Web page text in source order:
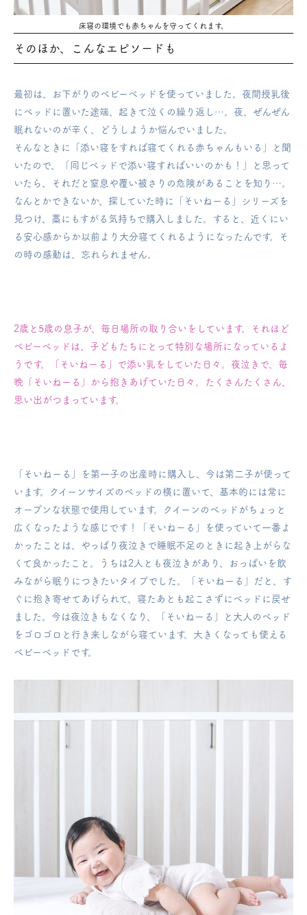
床寝の環境でも赤ちゃんを守ってくれます。
そのほか、こんなエピソードも
最初は、お下がりのベビーベッドを使っていました。 夜間授乳後
にベッドに置いた途端、起きて泣くの繰り返し…。夜、ぜんぜん
眠れないのが辛く、どうしようか悩んでいました。
そんなときに「添い寝をすれば寝てくれる赤ちゃんもいる」と聞
いたので、「同じベッドで添い寝すればいいのかも！」と思って
いたら、それだと窒息や覆い被さりの危険があることを知り…。
なんとかできないか、探していた時に「そいねーる」シリーズを
見つけ、藁にもすがる気持ちで購入しました。 すると、近くにい
る安心感からか以前より大分寝てくれるようになったんです。そ
の時の感動は、忘れられません。
2歳と5歳の息子が、毎日場所の取り合いをしています。
それほど
ベビーベッドは、子どもたちにとって特別な場所になっているよ
うです。
「そいねーる」で添い乳をしていた日々。 夜泣きで、毎
晩「そいねーる」から抱きあげていた日々。 たくさんたくさん、
思い出がつまっています。
「そいねーる」を第一子の出産時に購入し、今は第二子が使って
います。 クイーンサイズのベッドの横に置いて、基本的には常に
オープンな状態で使用しています。クイーンのベッドがちょっと
広くなったような感じです！
「そいねーる」を使っていて一番よ
かったことは、やっぱり夜泣きで睡眠不足のときに起き上がらな
くて良かったこと。
うちは2人とも夜泣きがあり、おっぱいを飲
みながら眠りにつきたいタイプでした。
「そいねーる」だと、す
ぐに抱き寄せてあげられて、寝たあとも起こさずにベッドに戻せ
ました。 今は夜泣きもなくなり、「そいねーる」と大人のベッド
をゴロゴロと行き来しながら寝ています。大きくなっても使える
ベビーベッドです。